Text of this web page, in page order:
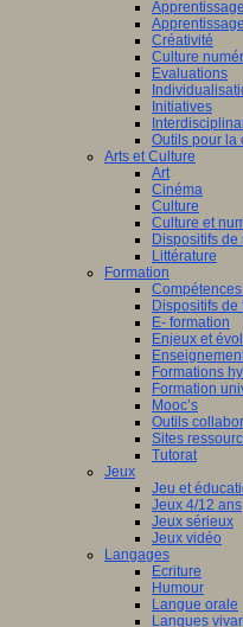
Créativité
Culture
Evaluations
Initiatives
Outils pour la
Arts et Culture
Art
Cinéma
Culture
Culture et
Dispositifs de
Littérature
Formation
Dispositifs de
E- formation
Enjeux et
Formations
Formation
Mooc’s
Outils
Sites
Tutorat
Jeux
Jeu et
Jeux 4/12 ans
Jeux sérieux
Jeux vidéo
Langages
Ecriture
Humour
Langue orale
Langues